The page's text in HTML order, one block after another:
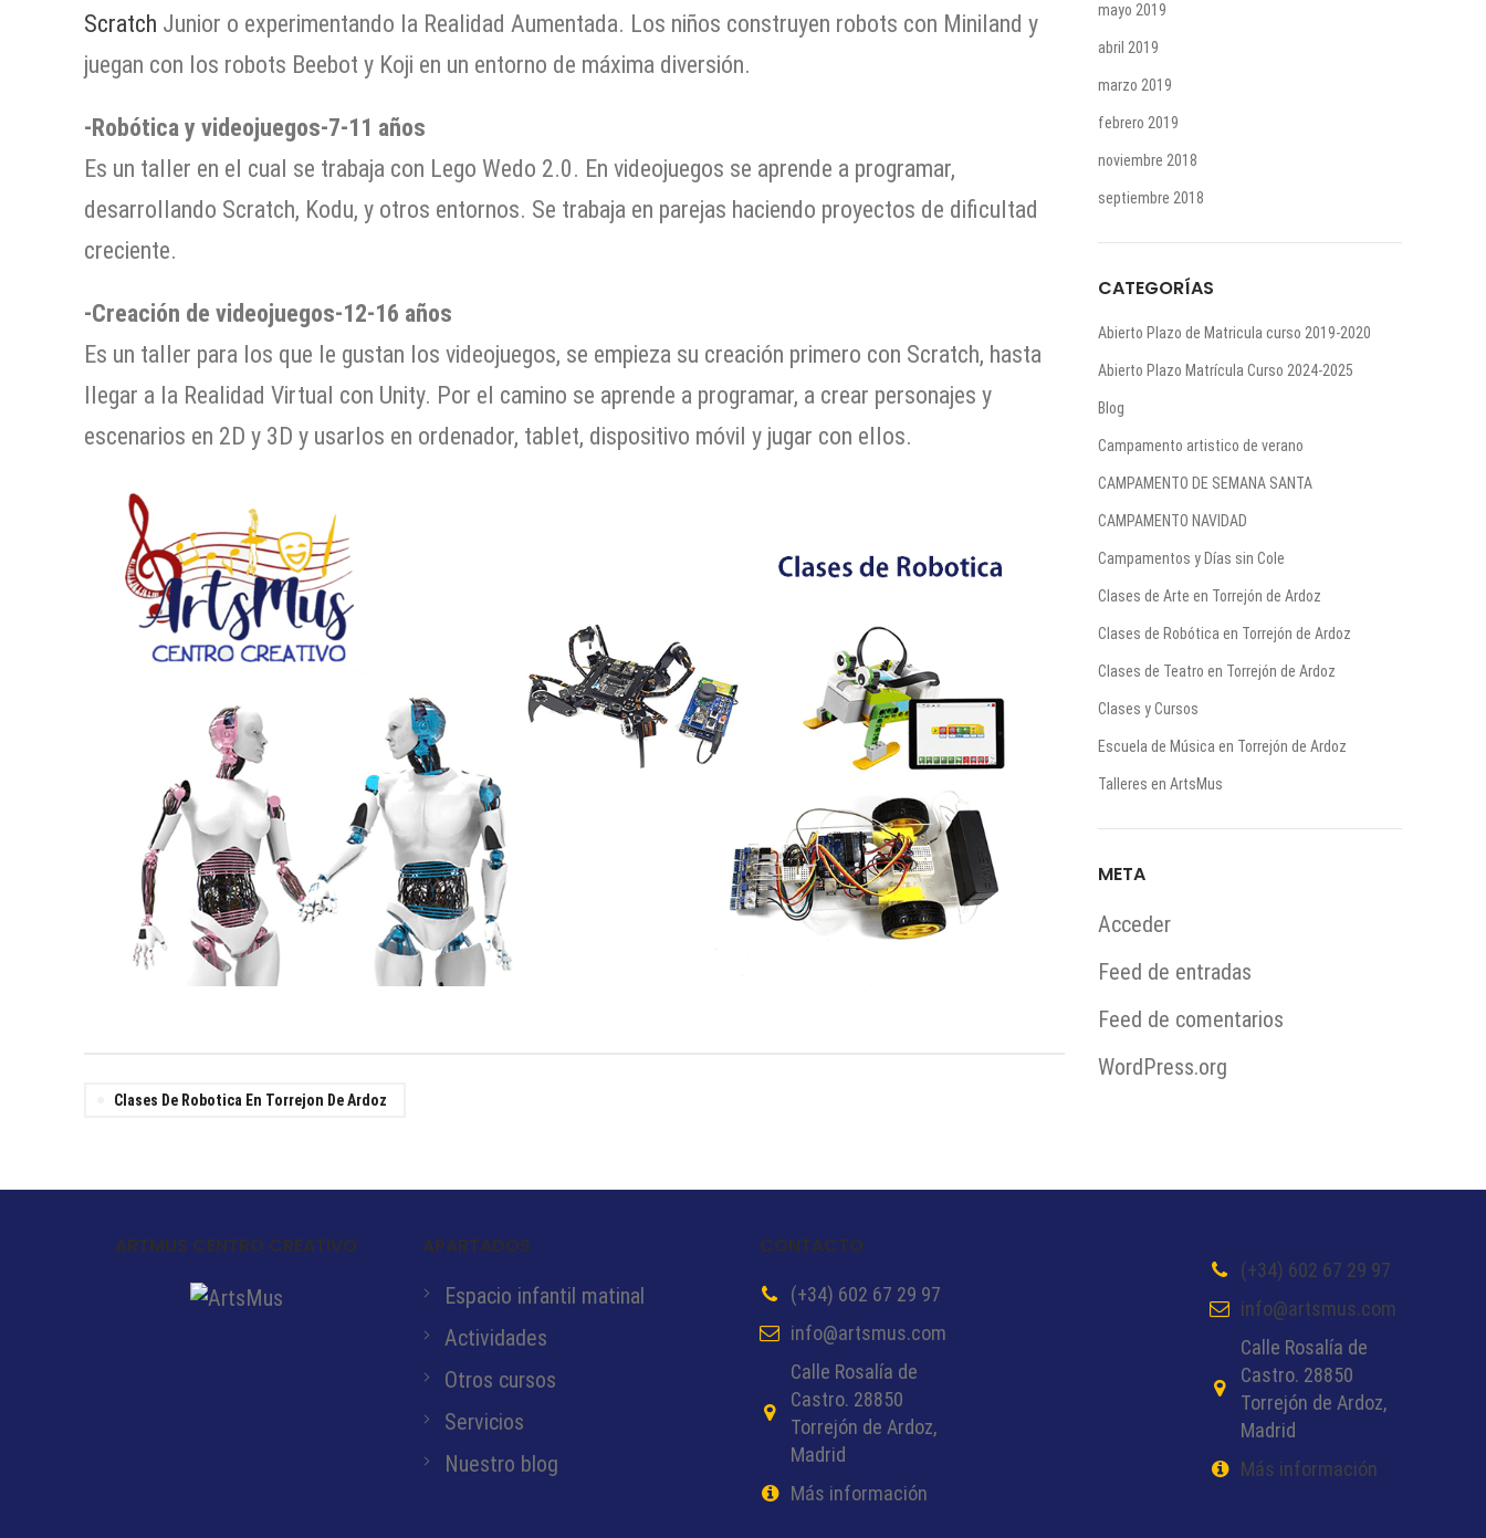
Scratch Junior o experimentando la Realidad Aumentada. Los niños construyen robots con Miniland y
juegan con los robots Beebot y Koji en un entorno de máxima diversión.
-Robótica y videojuegos-7-11 años
Es un taller en el cual se trabaja con Lego Wedo 2.0. En videojuegos se aprende a programar,
desarrollando Scratch, Kodu, y otros entornos. Se trabaja en parejas haciendo proyectos de dificultad
creciente.
-Creación de videojuegos-12-16 años
Es un taller para los que le gustan los videojuegos, se empieza su creación primero con Scratch, hasta
llegar a la Realidad Virtual con Unity. Por el camino se aprende a programar, a crear personajes y
escenarios en 2D y 3D y usarlos en ordenador, tablet, dispositivo móvil y jugar con ellos.
Clases De Robotica En Torrejon De Ardoz
mayo 2019
abril 2019
marzo 2019
febrero 2019
noviembre 2018
septiembre 2018
CATEGORÍAS
Abierto Plazo de Matricula curso 2019-2020
Abierto Plazo Matrícula Curso 2024-2025
Blog
Campamento artistico de verano
CAMPAMENTO DE SEMANA SANTA
CAMPAMENTO NAVIDAD
Campamentos y Días sin Cole
Clases de Arte en Torrejón de Ardoz
Clases de Robótica en Torrejón de Ardoz
Clases de Teatro en Torrejón de Ardoz
Clases y Cursos
Escuela de Música en Torrejón de Ardoz
Talleres en ArtsMus
META
Acceder
Feed de entradas
Feed de comentarios
WordPress.org
ARTMUS CENTRO CREATIVO APARTADOS
Espacio infantil matinal
Actividades
Otros cursos
Servicios
Nuestro blog
CONTACTO
(+34) 602 67 29 97
info@artsmus.com
Calle Rosalía de
Castro. 28850
Torrejón de Ardoz,
Madrid
Más información
(+34) 602 67 29 97
info@artsmus.com
Calle Rosalía de
Castro. 28850
Torrejón de Ardoz,
Madrid
Más información